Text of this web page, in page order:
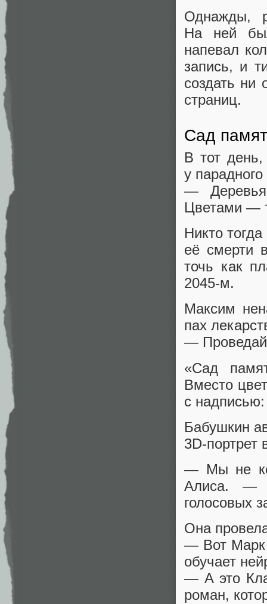
Однажды,
На ней
напевал
запись, и
создать ни
страниц.
Сад
В тот
у
—
Цветами —
Никто
её смерти
точь как
2045-м.
Максим
пах
—
«Сад
Вместо
с
Бабушкин
— Мы не
Алиса. —
голосовых
Она
— Вот Марк
обучает
— А это
роман,